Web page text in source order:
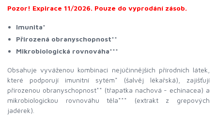
Pozor! Expirace 11/2026. Pouze do vyprodání zásob.
Imunita*
Přirozená obranyschopnost**
Mikrobiologická rovnováha***
Obsahuje vyváženou kombinaci nejúčinnějších přírodních látek,
které podporují imunitní sytém* (šalvěj lékařská), zajišťují
přirozenou obranyschopnost** (třapatka nachová - echinacea) a
mikrobiologickou rovnováhu těla*** (extrakt z grepových
jadérek).